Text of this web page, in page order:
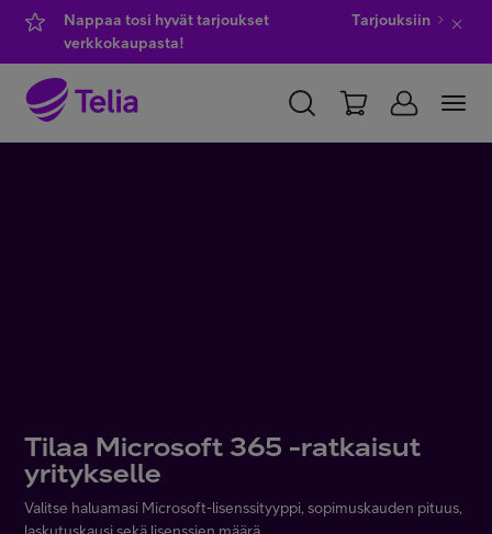
Nappaa tosi hyvät tarjoukset
verkkokaupasta!
Tarjouksiin
Asiakastuki
Minun Telia Yrityksille
Tilaa Microsoft 365 -ratkaisut
yritykselle
Valitse haluamasi Microsoft-lisenssityyppi, sopimuskauden pituus,